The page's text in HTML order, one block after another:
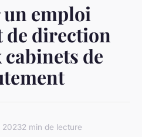
emploi
de direction
cabinets de
20232 min de lecture